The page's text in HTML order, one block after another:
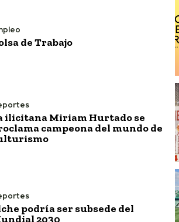
de Trabajo
ilicitana Miriam Hurtado se
campeona del mundo de
podría ser subsede del
2030